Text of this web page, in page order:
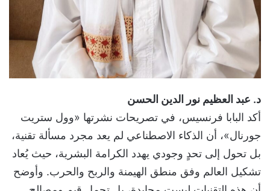
د. عبد العظيم نور الدين الحسن
أكد البابا فرنسيس، في تصريحات نشرتها «وول ستريت
جورنال»، أن الذكاء الاصطناعي لم يعد مجرد مسألة تقنية،
بل تحول إلى تحدٍ وجودي يهدد الكرامة البشرية، حيث يُعاد
تشكيل العالم وفق منطق الهيمنة والربح والحرب. وأوضح